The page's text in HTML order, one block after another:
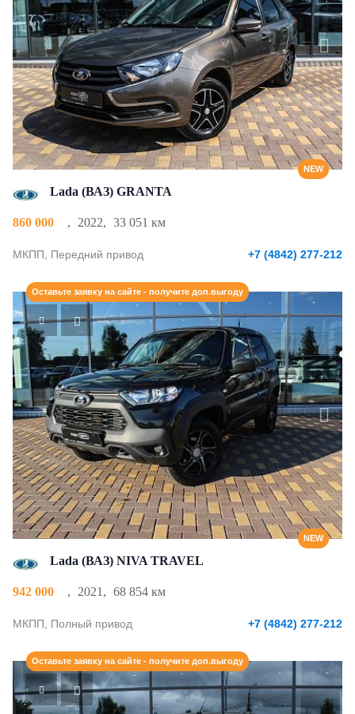
NEW
Lada (ВАЗ) GRANTA
860 000 , 2022, 33 051 км
МКПП, Передний привод +7 (4842) 277-212
NEW
Оставьте заявку на сайте - получите доп.выгоду
Lada (ВАЗ) NIVA TRAVEL
942 000 , 2021 , 68 854 км
МКПП, Полный привод +7 (4842) 277-212
Оставьте заявку на сайте - получите доп.выгоду